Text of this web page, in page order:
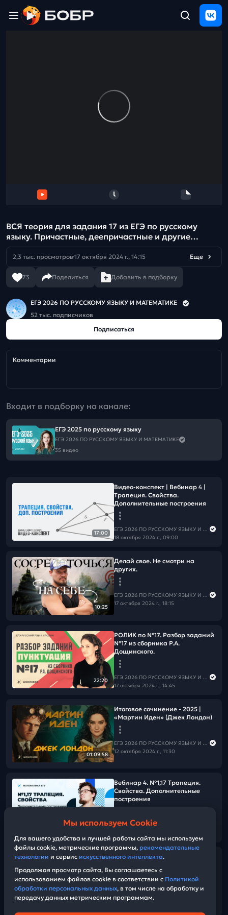
ВСЯ теория для задания 17 из ЕГЭ по русскому
языку. Причастные, деепричастные и другие
обороты. Четко и без воды
2,3 тыс. просмотров 17 октября 2024 г., 14:15 Еще
73 Поделиться Добавить в подборку
ЕГЭ 2026 ПО РУССКОМУ ЯЗЫКУ И МАТЕМАТИКЕ
52 тыс. подписчиков
Подписаться
Комментарии
Входит в подборку на канале:
ЕГЭ 2025 по русскому языку
ЕГЭ 2026 ПО РУССКОМУ ЯЗЫКУ И МАТЕМАТИКЕ
35 видео
17:00
Видео-конспект | Вебинар 4 |
Трапеция. Свойства.
Дополнительные построения
ЕГЭ 2026 ПО РУССКОМУ ЯЗЫКУ И МАТЕМАТИКЕ
18 октября 2024 г., 09:00
10:25
Делай свое. Не смотри на
других.
ЕГЭ 2026 ПО РУССКОМУ ЯЗЫКУ И МАТЕМАТИКЕ
17 октября 2024 г., 18:15
22:20
РОЛИК по №17. Разбор заданий
№17 из сборника Р.А.
Дощинского.
ЕГЭ 2026 ПО РУССКОМУ ЯЗЫКУ И МАТЕМАТИКЕ
17 октября 2024 г., 14:45
01:09:58
Итоговое сочинение - 2025 |
«Мартин Иден» (Джек Лондон)
ЕГЭ 2026 ПО РУССКОМУ ЯЗЫКУ И МАТЕМАТИКЕ
12 октября 2024 г., 11:30
01:17:47
Вебинар 4. №1,17 Трапеция.
Свойства. Дополнительные
построения
15:11
Готовиться к ЕГЭ уже поздно?
11 октября 2024 г., 17:00
Мы используем Cookie
Для вашего удобства и лучшей работы сайта мы используем
файлы cookie, метрические программы, рекомендательные
технологии и сервис искусственного интеллекта.
Продолжая просмотр сайта, Вы соглашаетесь с
использованием файлов cookie в соответствии с Политикой
обработки персональных данных, в том числе на обработку и
передачу данных метрическим программам.